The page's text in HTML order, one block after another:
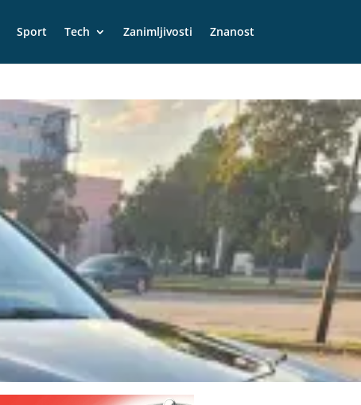
Sport Tech Zanimljivosti Znanost